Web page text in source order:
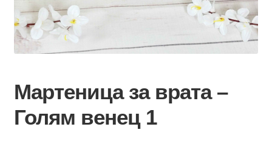
Мартеница за врата –
Голям венец 1